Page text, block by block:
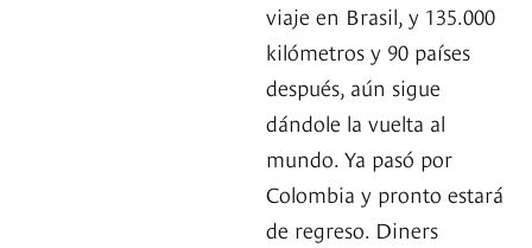
viaje en Brasil, y 135.000
kilómetros y 90 países
después, aún sigue
dándole la vuelta al
mundo. Ya pasó por
Colombia y pronto estará
de regreso. Diners